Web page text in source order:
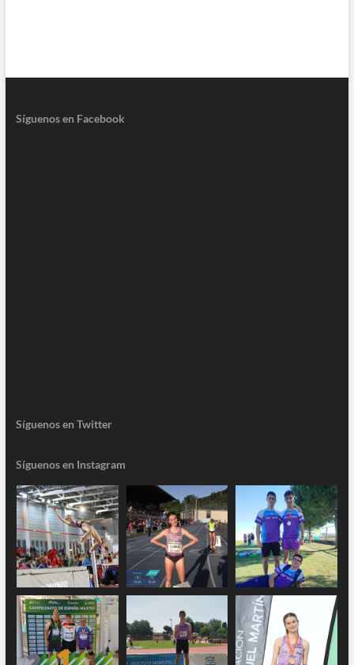
Síguenos en Facebook
Síguenos en Twitter
Síguenos en Instagram